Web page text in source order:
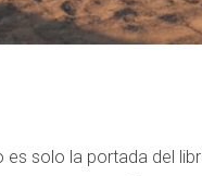
solo la portada del